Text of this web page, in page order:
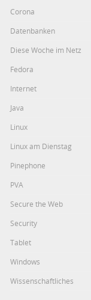
Corona
Datenbanken
Diese Woche im Netz
Fedora
Internet
Java
Linux
Linux am Dienstag
Pinephone
PVA
Secure the Web
Security
Tablet
Windows
Wissenschaftliches